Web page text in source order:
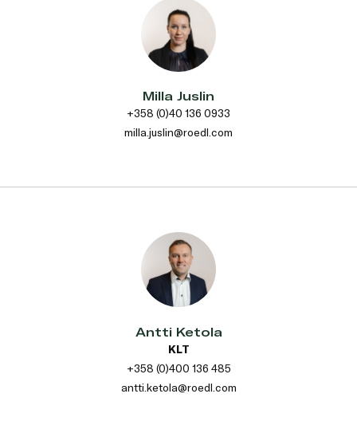
Milla Juslin
+358 (0)40 136 0933
milla.juslin@roedl.com
Antti Ketola
KLT
+358 (0)400 136 485
antti.ketola@roedl.com